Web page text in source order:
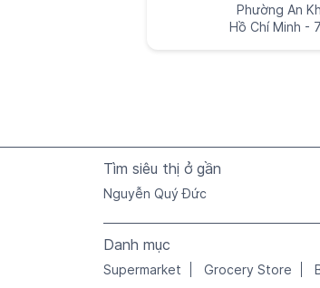
Phường An
Hồ Chí Minh -
Tìm siêu thị ở gần
Nguyễn Quý Đức
Danh mục
Supermarket Grocery Store